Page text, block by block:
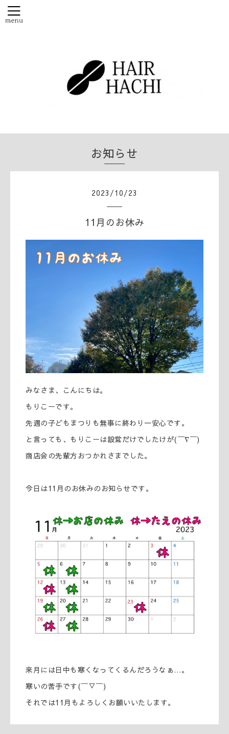
お知らせ
2023 /10/23
11月のお休み
みなさま、こんにちは。
もりこーです。
先週の子どもまつりも無事に終わり一安心です。
と言っても、もりこーは設営だけでしたけが(￣∇￣)
商店会の先輩方おつかれさまでした。
今日は11月のお休みのお知らせです。
来月には日中も寒くなってくるんだろうなぁ…。
寒いの苦手です(￣▽￣)
それでは11月もよろしくお願いいたします。